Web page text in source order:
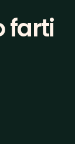
farti